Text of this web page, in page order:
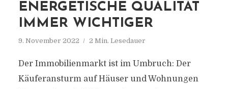
ENERGETISCHE QUALITÄT
IMMER WICHTIGER
9. November 2022 2 Min. Lesedauer
Der Immobilienmarkt ist im Umbruch: Der
Käuferansturm auf Häuser und Wohnungen